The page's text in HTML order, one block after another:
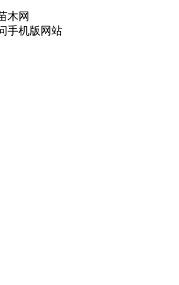
手机版网站